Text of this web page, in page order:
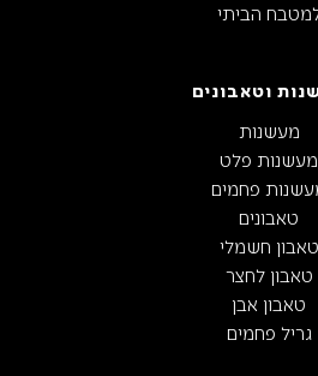
הביתי
וטאבונים
מעשנות
מעשנות פלט
פחמים
טאבונים
טאבון חשמלי
טאבון לחצר
טאבון אבן
גריל פחמים